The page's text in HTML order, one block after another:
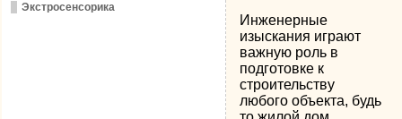
Экстросенсорика
Инженерные
изыскания играют
важную роль в
подготовке к
строительству
любого объекта, будь